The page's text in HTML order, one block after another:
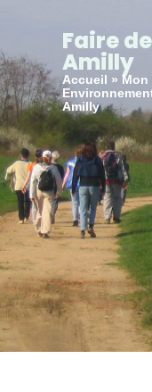
Faire
Amilly
Accueil » Mon
Amilly